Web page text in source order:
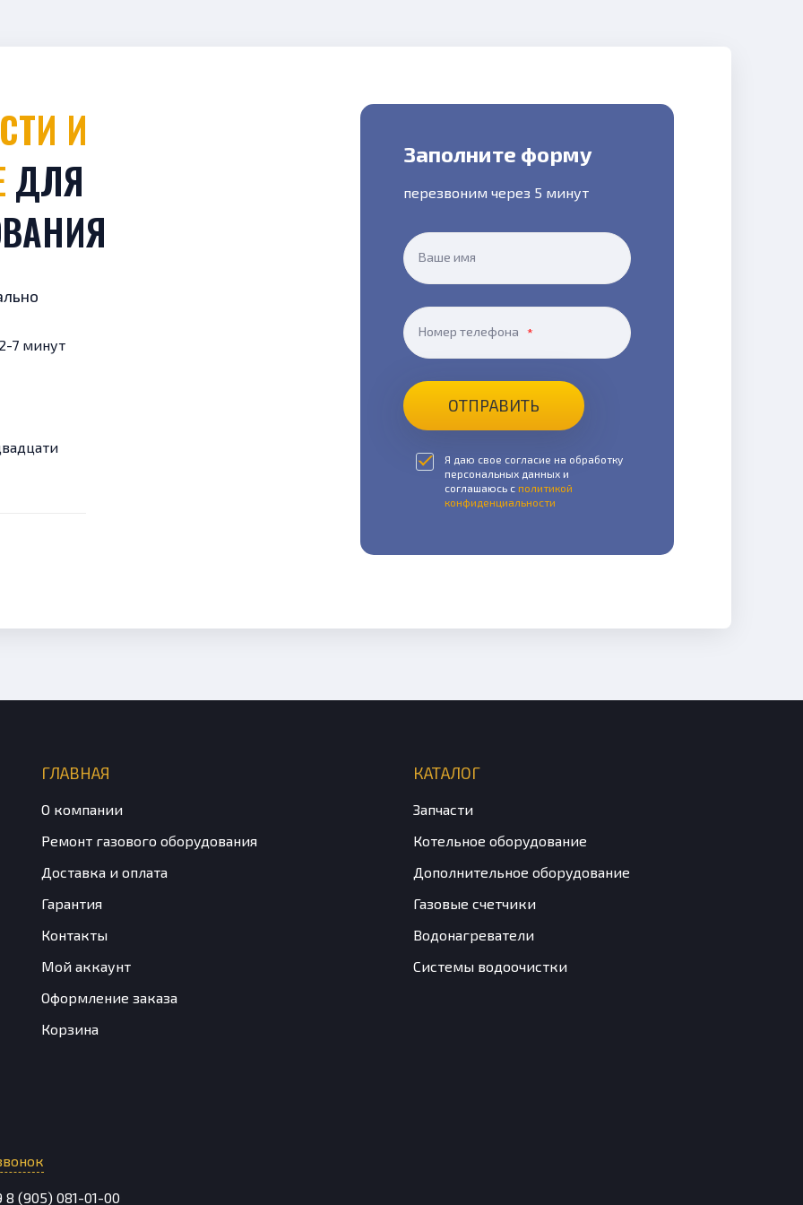
ДЛЯ
7 минут
Заполните форму
перезвоним через 5 минут
Ваше имя
Номер телефона
ОТПРАВИТЬ
Я даю свое согласие на обработку
персональных данных и
соглашаюсь с политикой
конфиденциальности
ГЛАВНАЯ
О компании
Ремонт газового оборудования
Доставка и оплата
Гарантия
Контакты
Мой аккаунт
Оформление заказа
Корзина
КАТАЛОГ
Запчасти
Котельное оборудование
Дополнительное оборудование
Газовые счетчики
Водонагреватели
Системы водоочистки
8 (905) 081-01-00